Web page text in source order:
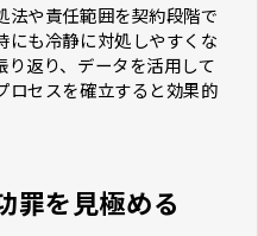
法や責任範囲を契約段階で
にも冷静に対処しやすくな
り返り、データを活用して
ロセスを確立すると効果的
罪を見極める